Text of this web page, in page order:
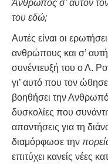
Άνθρωπος σ’ αυτόν
του εδώ;
Αυτές είναι οι
ανθρώπους και σ’
συνέντευξή του ο Λ.
γι’ αυτό που τον
βοηθήσει την
δυσκολίες που
απαντήσεις για τη
διαμόρφωσε την
επιτύχει κανείς νέες